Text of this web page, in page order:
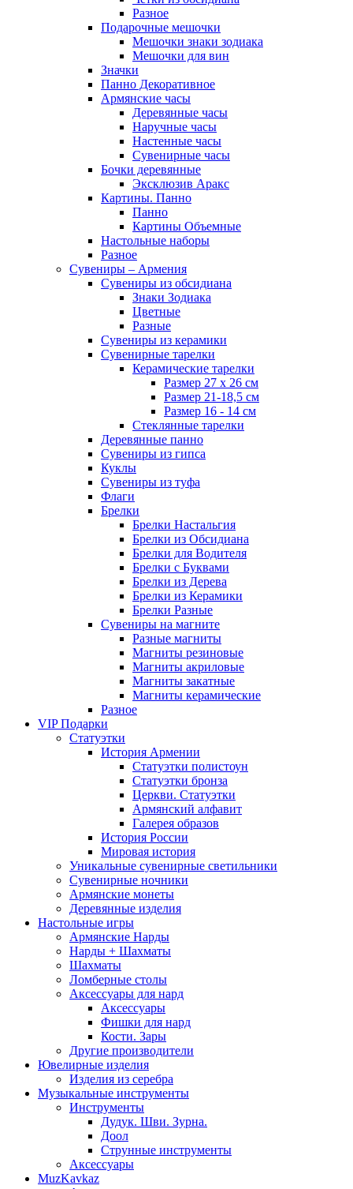
Разное
Подарочные мешочки
Мешочки знаки зодиака
Мешочки для вин
Значки
Панно Декоративное
Армянские часы
Деревянные часы
Наручные часы
Настенные часы
Сувенирные часы
Бочки деревянные
Эксклюзив Аракс
Картины. Панно
Панно
Картины Объемные
Настольные наборы
Разное
Сувениры – Армения
Сувениры из обсидиана
Знаки Зодиака
Цветные
Разные
Сувениры из керамики
Сувенирные тарелки
Керамические тарелки
Размер 27 х 26 см
Размер 21-18,5 см
Размер 16 - 14 см
Стеклянные тарелки
Деревянные панно
Сувениры из гипса
Куклы
Сувениры из туфа
Флаги
Брелки
Брелки Настальгия
Брелки из Обсидиана
Брелки для Водителя
Брелки с Буквами
Брелки из Дерева
Брелки из Керамики
Брелки Разные
Сувениры на магните
Разные магниты
Магниты резиновые
Магниты акриловые
Магниты закатные
Магниты керамические
Разное
VIP Подарки
Статуэтки
История Армении
Статуэтки полистоун
Статуэтки бронза
Церкви. Статуэтки
Армянский алфавит
Галерея образов
История России
Мировая история
Уникальные сувенирные светильники
Сувенирные ночники
Армянские монеты
Деревянные изделия
Настольные игры
Армянские Нарды
Нарды + Шахматы
Шахматы
Ломберные столы
Аксессуары для нард
Аксессуары
Фишки для нард
Кости. Зары
Другие производители
Ювелирные изделия
Изделия из серебра
Музыкальные инструменты
Инструменты
Дудук. Шви. Зурна.
Доол
Струнные инструменты
Аксессуары
MuzKavkaz